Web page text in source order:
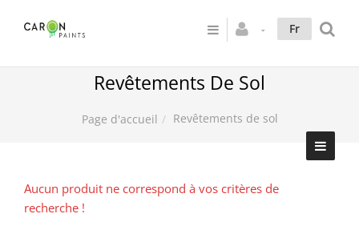
Fr
Revêtements De Sol
Page d'accueil Revêtements de sol
Aucun produit ne correspond à vos critères de
recherche !